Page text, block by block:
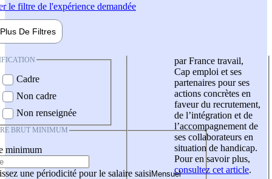
le filtre de l'expérience demandée
Plus De Filtres
Cadre
Non cadre
Non renseignée
BRUT MINIMUM
minimum
une périodicité pour le salaire saisi
par France travail,
Cap emploi et ses
partenaires pour ses
actions concrètes en
faveur du recrutement,
de l’intégration et de
l’accompagnement de
ses collaborateurs en
situation de handicap.
Pour en savoir plus,
consultez cet article.